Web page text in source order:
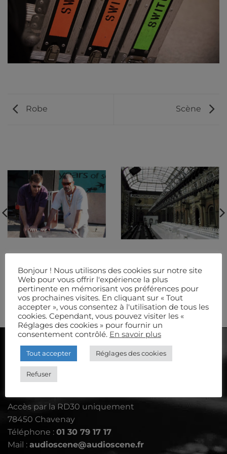
Robe Scène
AUDIOSCÈNE
Le Petit Aulnay - rue de Davron
Accès par la RD30 uniquement
78450 Chavenay
Téléphone : 01 30 79 17 17
Mail : audioscene@audioscene.fr
Bonjour ! Nous utilisons des cookies sur notre site
Web pour vous offrir l'expérience la plus
pertinente en mémorisant vos préférences pour
vos prochaines visites. En cliquant sur « Tout
accepter », vous consentez à l'utilisation de tous les
cookies. Cependant, vous pouvez visiter les «
Réglages des cookies » pour fournir un
consentement contrôlé. En savoir plus
Tout accepter Réglages des cookies
Refuser